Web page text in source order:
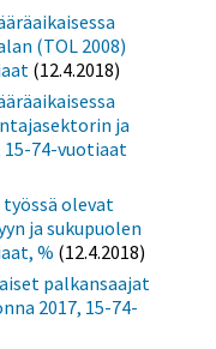
(TOL 2008)
(12.4.2018)
ja
15-74-vuotiaat
työssä olevat
ja sukupuolen
% (12.4.2018)
palkansaajat
2017, 15-74-